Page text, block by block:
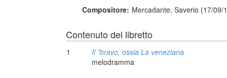
Compositore: Mercadante, Saverio (17/09/
Contenuto del libretto
1
Il *bravo, ossia La veneziana
melodramma